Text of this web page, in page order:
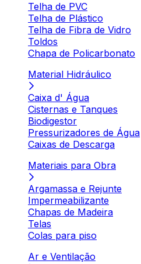
Telha de PVC
Telha de Plástico
Telha de Fibra de Vidro
Toldos
Chapa de Policarbonato
Material Hidráulico
Caixa d' Água
Cisternas e Tanques
Biodigestor
Pressurizadores de Água
Caixas de Descarga
Materiais para Obra
Argamassa e Rejunte
Impermeabilizante
Chapas de Madeira
Telas
Colas para piso
Ar e Ventilação